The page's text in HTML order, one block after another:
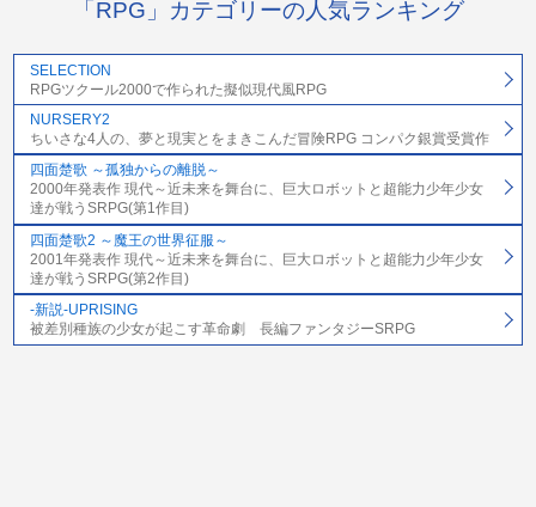
「RPG」カテゴリーの人気ランキング
SELECTION
RPGツクール2000で作られた擬似現代風RPG
NURSERY2
ちいさな4人の、夢と現実とをまきこんだ冒険RPG コンパク銀賞受賞作
四面楚歌 ～孤独からの離脱～
2000年発表作 現代～近未来を舞台に、巨大ロボットと超能力少年少女
達が戦うSRPG(第1作目)
四面楚歌2 ～魔王の世界征服～
2001年発表作 現代～近未来を舞台に、巨大ロボットと超能力少年少女
達が戦うSRPG(第2作目)
-新説-UPRISING
被差別種族の少女が起こす革命劇 長編ファンタジーSRPG